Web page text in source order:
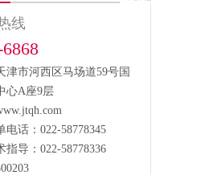
线
津市河西区马场道59号国
心A座9层
电话：022-58778345
指导：022-58778336